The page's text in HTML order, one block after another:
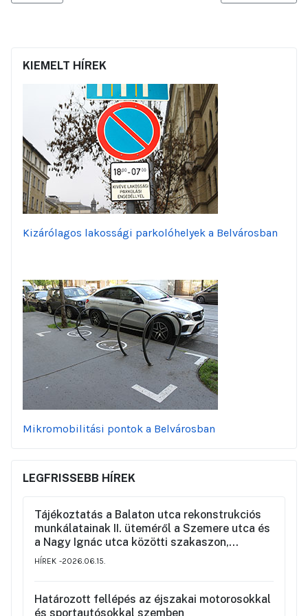
KIEMELT HÍREK
Kizárólagos lakossági parkolóhelyek a Belvárosban
Mikromobilitási pontok a Belvárosban
LEGFRISSEBB HÍREK
Tájékoztatás a Balaton utca rekonstrukciós
munkálatainak II. üteméről a Szemere utca és
a Nagy Ignác utca közötti szakaszon,
valamint a környék ideiglenes forgalmi
HÍREK 2026.06.15.
Határozott fellépés az éjszakai motorosokkal
és sportautósokkal szemben